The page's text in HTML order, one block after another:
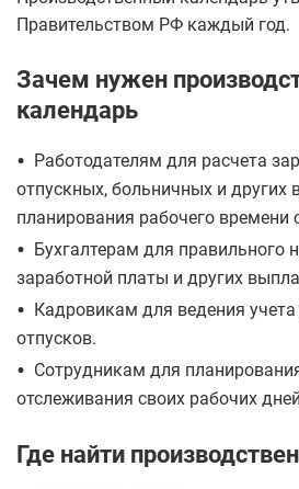
Правительством РФ каждый год.
Зачем нужен
календарь
• Работодателям для расчета
отпускных, больничных и других
планирования рабочего времени
• Бухгалтерам для правильного
заработной платы и других
•
Кадровикам для ведения
отпусков.
• Сотрудникам для
отслеживания своих рабочих
Где найти